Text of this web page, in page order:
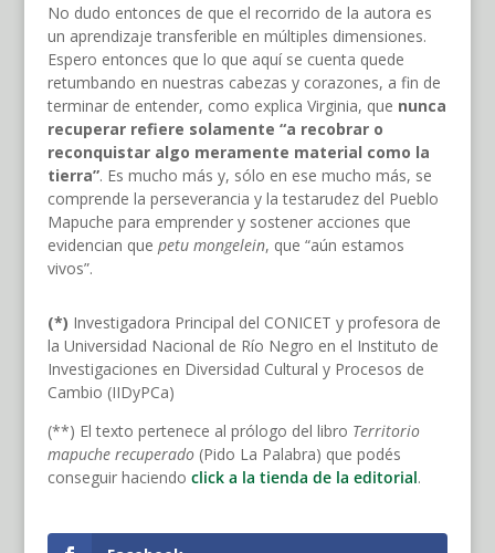
No dudo entonces de que el recorrido de la autora es
un aprendizaje transferible en múltiples dimensiones.
Espero entonces que lo que aquí se cuenta quede
retumbando en nuestras cabezas y corazones, a fin de
terminar de entender, como explica Virginia, que nunca
recuperar refiere solamente “a recobrar o
reconquistar algo meramente material como la
tierra”. Es mucho más y, sólo en ese mucho más, se
comprende la perseverancia y la testarudez del Pueblo
Mapuche para emprender y sostener acciones que
evidencian que petu mongelein, que “aún estamos
vivos”.
(*) Investigadora Principal del CONICET y profesora de
la Universidad Nacional de Río Negro en el Instituto de
Investigaciones en Diversidad Cultural y Procesos de
Cambio (IIDyPCa)
(**) El texto pertenece al prólogo del libro Territorio
mapuche recuperado(Pido La Palabra) que podés
conseguir haciendo click a la tienda de la editorial.